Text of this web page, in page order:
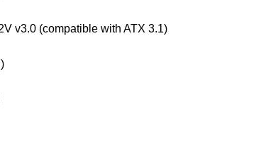
v3.0 (compatible with ATX 3.1)